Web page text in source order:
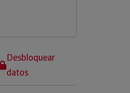
Desbloquear
datos